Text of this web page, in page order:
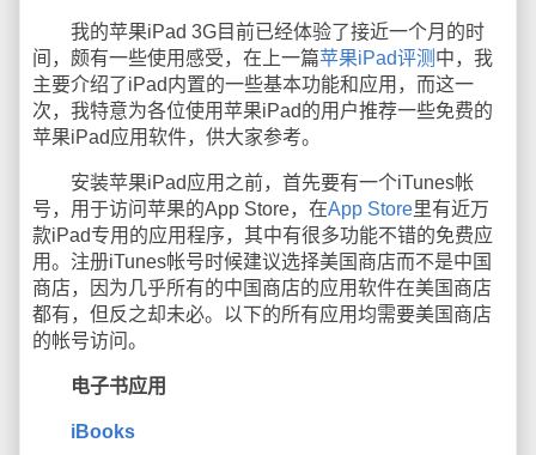
我的苹果iPad 3G目前已经体验了接近一个月的时
间，颇有一些使用感受，在上一篇苹果iPad评测 中，我
主要介绍了iPad内置的一些基本功能和应用，而这一
次，我特意为各位使用苹果iPad的用户推荐一些免费的
苹果iPad应用软件，供大家参考。
安装苹果iPad应用之前，首先要有一个iTunes帐
号，用于访问苹果的App Store，在App Store里有近万
款iPad专用的应用程序，其中有很多功能不错的免费应
用。注册iTunes帐号时候建议选择美国商店而不是中国
商店，因为几乎所有的中国商店的应用软件在美国商店
都有，但反之却未必。以下的所有应用均需要美国商店
的帐号访问。
电子书应用
iBooks